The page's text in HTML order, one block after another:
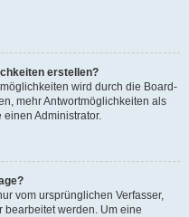
erstellen?
wird durch die Board-
mehr Antwortmöglichkeiten als
Administrator.
vom ursprünglichen Verfasser,
bearbeitet werden. Um eine